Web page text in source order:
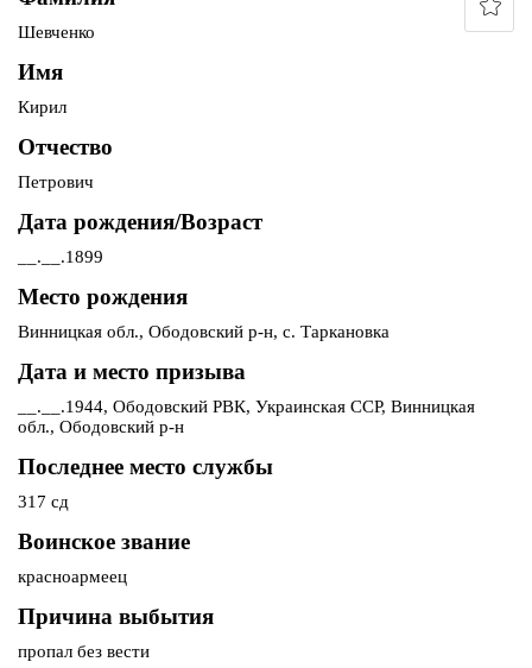
Шевченко
Имя
Кирил
Отчество
Петрович
Дата рождения/Возраст
__.__.1899
Место рождения
Винницкая обл., Ободовский р-н, с. Таркановка
Дата и место призыва
__.__.1944, Ободовский РВК, Украинская ССР, Винницкая
обл., Ободовский р-н
Последнее место службы
317 сд
Воинское звание
красноармеец
Причина выбытия
пропал без вести